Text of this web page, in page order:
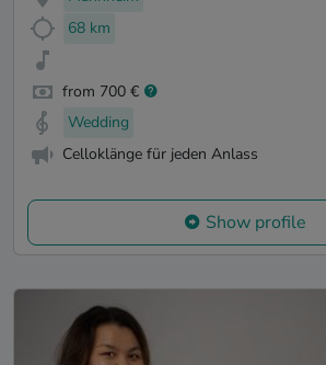
68 km
from 700 €
Wedding
Celloklänge für jeden Anlass
Show profile